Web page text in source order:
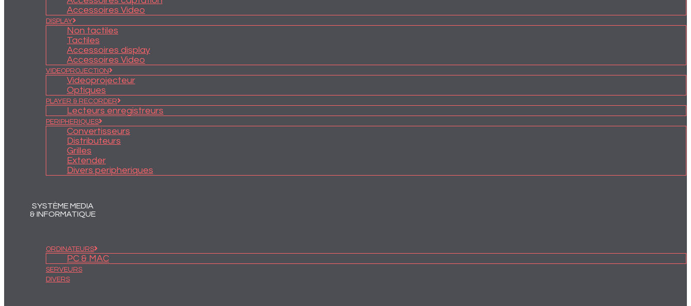
Accessoires Video
DISPLAY
Non tactiles
Tactiles
Accessoires display
Accessoires Video
VIDEOPROJECTION
Videoprojecteur
Optiques
PLAYER & RECORDER
Lecteurs enregistreurs
PERIPHERIQUES
Convertisseurs
Distributeurs
Grilles
Extender
Divers peripheriques
SYSTÈME MEDIA
& INFORMATIQUE
ORDINATEURS
PC & MAC
SERVEURS
DIVERS